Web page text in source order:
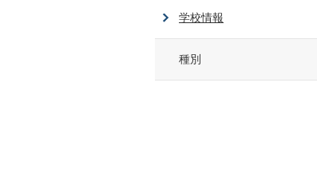
学校情報
種別